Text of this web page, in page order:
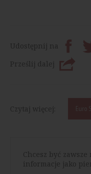
Udostępnij na
Prześlij dalej
Czytaj więcej: Euro
Chcesz być
informacje jako